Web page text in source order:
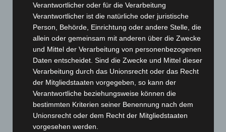
Januar 2026(122)
Dezember 2025(103)
November 2025(114)
Oktober 2025(112)
September 2025
(93)
August 2025(90)
Juli 2025(90)
Juni 2025(103)
Mai 2025(112)
Verantwortlicher oder für die Verarbeitung
Verantwortlicher ist die natürliche oder juristische
Person, Behörde, Einrichtung oder andere Stelle, die
allein oder gemeinsam mit anderen über die Zwecke
und Mittel der Verarbeitung von personenbezogenen
Daten entscheidet. Sind die Zwecke und Mittel dieser
Verarbeitung durch das Unionsrecht oder das Recht
der Mitgliedstaaten vorgegeben, so kann der
Verantwortliche beziehungsweise können die
bestimmten Kriterien seiner Benennung nach dem
Unionsrecht oder dem Recht der Mitgliedstaaten
vorgesehen werden.